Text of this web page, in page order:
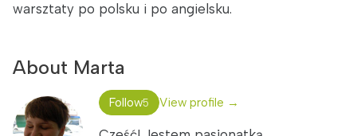
warsztaty po polsku i po angielsku.
About Marta
Follow5 View profile →